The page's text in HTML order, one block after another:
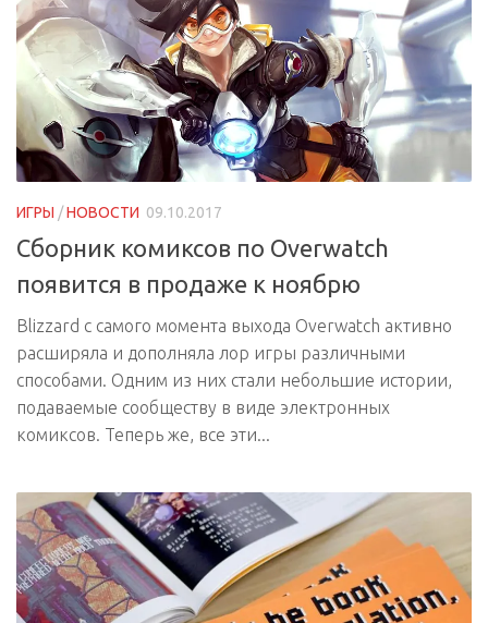
ИГРЫ /НОВОСТИ 09.10.2017
Сборник комиксов по Overwatch
появится в продаже к ноябрю
Blizzard с самого момента выхода Overwatch активно
расширяла и дополняла лор игры различными
способами. Одним из них стали небольшие истории,
подаваемые сообществу в виде электронных
комиксов. Теперь же, все эти...